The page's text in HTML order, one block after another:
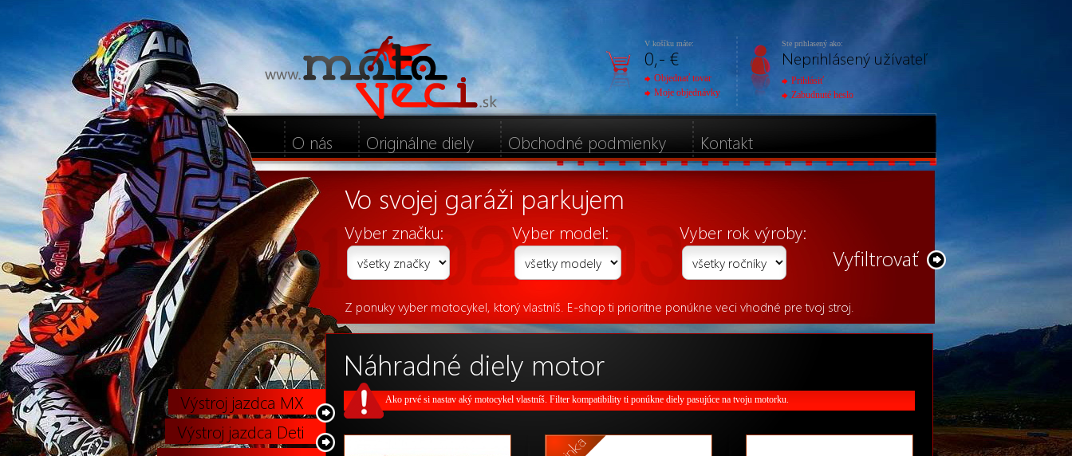
Náhradné diely motor
Ako prvé si nastav aký motocykel vlastníš. Filter kompatibility ti ponúkne diely pasujúce na tvoju motorku.
Výstroj jazdca MX
Výstroj jazdca Deti
Ste prihlasený ako:
Neprihlásený užívateľ
Prihlásiť
Zabudnuté heslo
V košíku máte:
0,- €
Objednať tovar
Moje objednávky
O nás Originálne diely Obchodné podmienky Kontakt
Vyfiltrovať